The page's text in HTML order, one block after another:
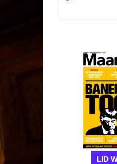
LID